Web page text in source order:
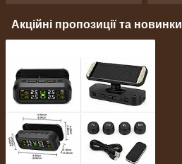
Акційні пропозиції та новинки